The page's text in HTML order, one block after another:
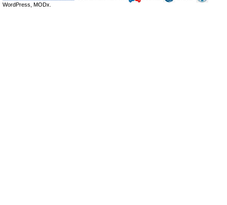
WordPress, MODx.